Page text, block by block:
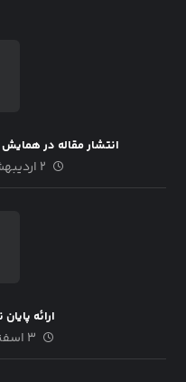
انتشار مقاله در
۲ اردیبهشت ۱۴۰۴
ارائه
۳ اسفند ۱۴۰۲